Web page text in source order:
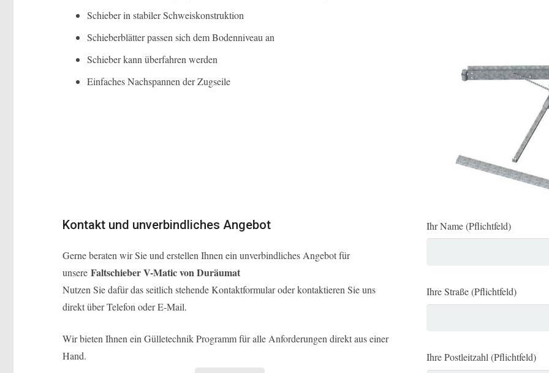
Schieber in stabiler Schweiskonstruktion
Schieberblätter passen sich dem Bodenniveau an
Schieber kann überfahren werden
Einfaches Nachspannen der Zugseile
Kontakt und unverbindliches Angebot
Gerne beraten wir Sie und erstellen Ihnen ein unverbindliches Angebot für
unsere Faltschieber V-Matic von Duräumat
Nutzen Sie dafür das seitlich stehende Kontaktformular oder kontaktieren Sie uns
direkt über Telefon oder E-Mail.
Wir bieten Ihnen ein Gülletechnik Programm für alle Anforderungen direkt aus einer
Hand.
Ihr Name (Pflichtfeld)
Ihre Straße (Pflichtfeld)
Ihre Postleitzahl (Pflichtfeld)